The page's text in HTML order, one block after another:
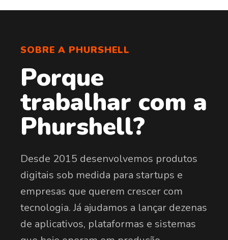
SOBRE A PHURSHELL
Porque
trabalhar com a
Phurshell?
Desde 2015 desenvolvemos produtos
digitais sob medida para startups e
empresas que querem crescer com
tecnologia. Já ajudamos a lançar dezenas
de aplicativos, plataformas e sistemas